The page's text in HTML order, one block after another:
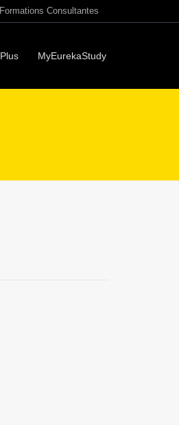
Formations Consultantes
Plus MyEurekaStudy